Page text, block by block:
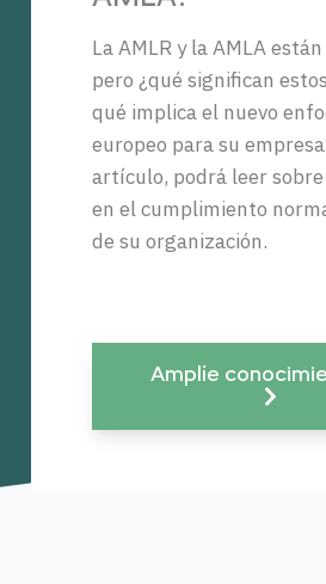
La AMLR y la AMLA
pero ¿qué significan
qué implica el nuevo
europeo para su
artículo, podrá leer
en el cumplimiento
de su organización.
Amplíe